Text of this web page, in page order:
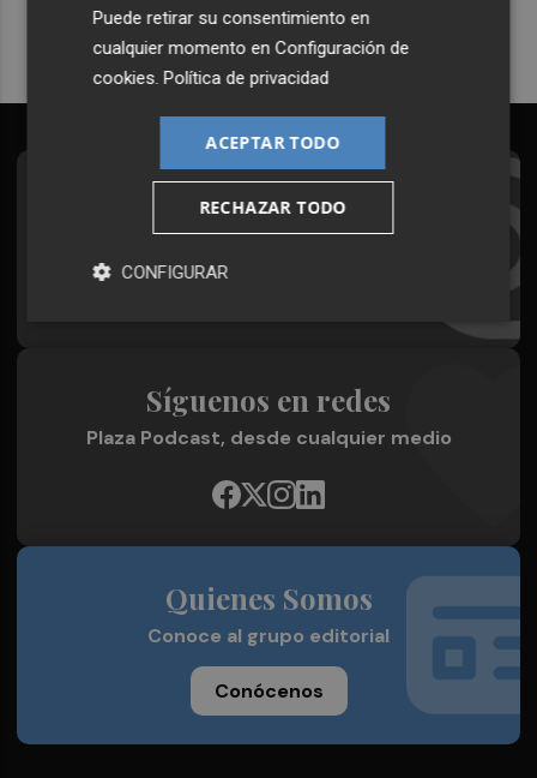
Suscríbete al Boletín
Todos los días a primera hora en tu email
Síguenos en redes
Plaza Podcast, desde cualquier medio
Quienes Somos
Conoce al grupo editorial
Conócenos
Puede retirar su consentimiento en
cualquier momento enConfiguración de
cookies .Política de privacidad
ACEPTAR TODO
RECHAZAR TODO
CONFIGURAR